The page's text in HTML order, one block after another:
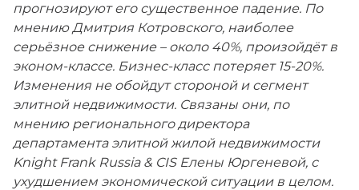
прогнозируют его существенное падение. По
мнению Дмитрия Котровского, наиболее
серьёзное снижение – около 40%, произойдёт в
эконом-классе. Бизнес-класс потеряет 15-20%.
Изменения не обойдут стороной и сегмент
элитной недвижимости. Связаны они, по
мнению регионального директора
департамента элитной жилой недвижимости
Knight Frank Russia & CIS Елены Юргеневой, с
ухудшением экономической ситуации в целом.